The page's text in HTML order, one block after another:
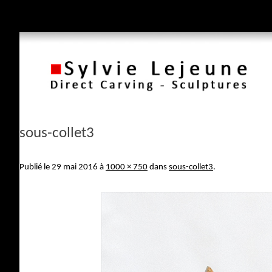
sous-collet3
Publié le 29 mai 2016 à 1000 × 750 dans sous-collet3.